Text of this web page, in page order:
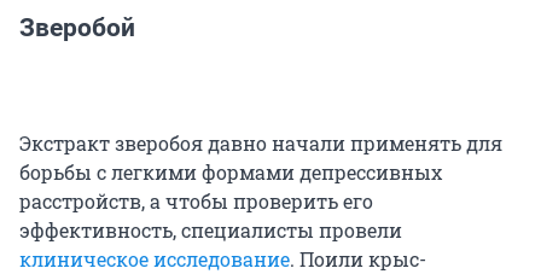
Зверобой
Экстракт зверобоя давно начали применять для
борьбы с легкими формами депрессивных
расстройств, а чтобы проверить его
эффективность, специалисты провели
клиническое исследование. Поили крыс-